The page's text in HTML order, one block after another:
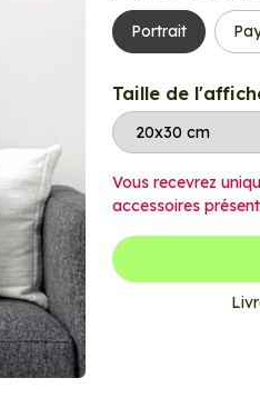
Portrait
Taille de
Vous recevrez
accessoires